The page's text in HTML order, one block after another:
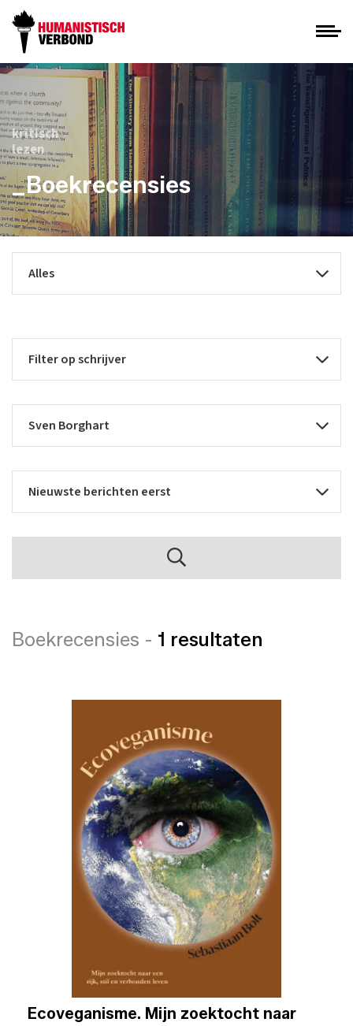
kritisch
lezen
_Boekrecensies
Boekrecensies - 1 resultaten
Ecoveganisme. Mijn zoektocht naar